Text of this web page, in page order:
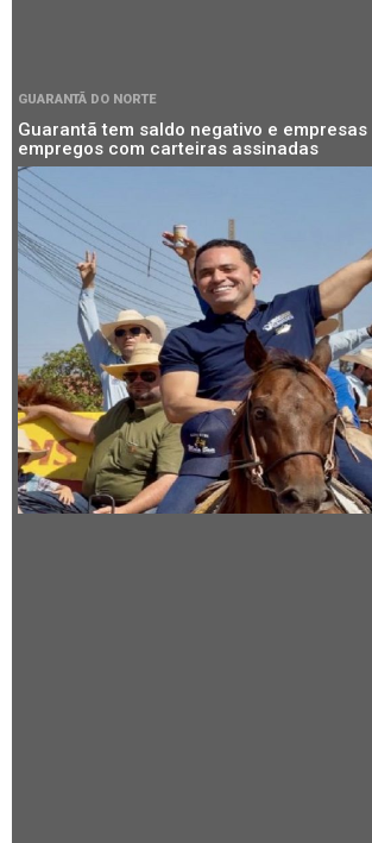
GUARANTÃ DO NORTE
Guarantã tem saldo negativo e
empregos com carteiras assinadas